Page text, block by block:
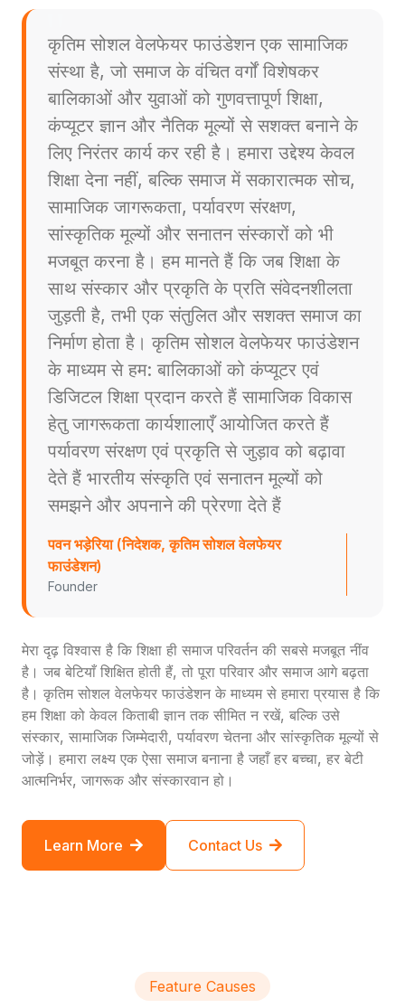
कृतिम सोशल वेलफेयर फाउंडेशन एक सामाजिक
संस्था है, जो समाज के वंचित वर्गों विशेषकर
बालिकाओं और युवाओं को गुणवत्तापूर्ण शिक्षा,
कंप्यूटर ज्ञान और नैतिक मूल्यों से सशक्त बनाने के
लिए निरंतर कार्य कर रही है। हमारा उद्देश्य केवल
शिक्षा देना नहीं, बल्कि समाज में सकारात्मक सोच,
सामाजिक जागरूकता, पर्यावरण संरक्षण,
सांस्कृतिक मूल्यों और सनातन संस्कारों को भी
मजबूत करना है। हम मानते हैं कि जब शिक्षा के
साथ संस्कार और प्रकृति के प्रति संवेदनशीलता
जुड़ती है, तभी एक संतुलित और सशक्त समाज का
निर्माण होता है। कृतिम सोशल वेलफेयर फाउंडेशन
के माध्यम से हम: बालिकाओं को कंप्यूटर एवं
डिजिटल शिक्षा प्रदान करते हैं सामाजिक विकास
हेतु जागरूकता कार्यशालाएँ आयोजित करते हैं
पर्यावरण संरक्षण एवं प्रकृति से जुड़ाव को बढ़ावा
देते हैं भारतीय संस्कृति एवं सनातन मूल्यों को
समझने और अपनाने की प्रेरणा देते हैं
पवन भड़ेरिया (निदेशक, कृतिम सोशल वेलफेयर
फाउंडेशन)
Founder
मेरा दृढ़ विश्वास है कि शिक्षा ही समाज परिवर्तन की सबसे मजबूत नींव
है। जब बेटियाँ शिक्षित होती हैं, तो पूरा परिवार और समाज आगे बढ़ता
है। कृतिम सोशल वेलफेयर फाउंडेशन के माध्यम से हमारा प्रयास है कि
हम शिक्षा को केवल किताबी ज्ञान तक सीमित न रखें, बल्कि उसे
संस्कार, सामाजिक जिम्मेदारी, पर्यावरण चेतना और सांस्कृतिक मूल्यों से
जोड़ें। हमारा लक्ष्य एक ऐसा समाज बनाना है जहाँ हर बच्चा, हर बेटी
आत्मनिर्भर, जागरूक और संस्कारवान हो।
Learn More Contact Us
Feature Causes